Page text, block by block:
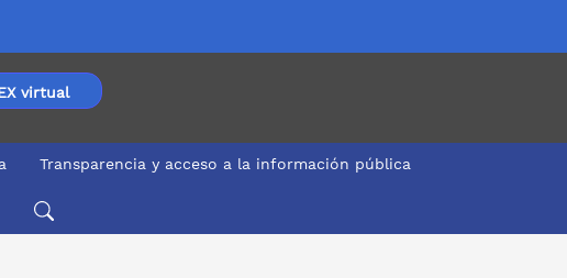
virtual
Transparencia y acceso a la información pública